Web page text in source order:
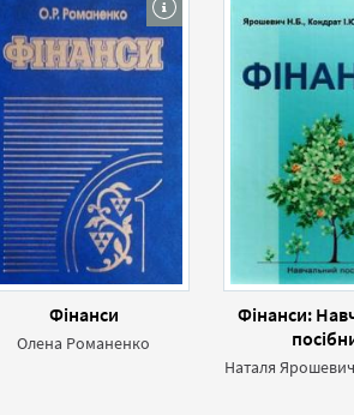
Фінанси
Олена Романенко
Фінанси: